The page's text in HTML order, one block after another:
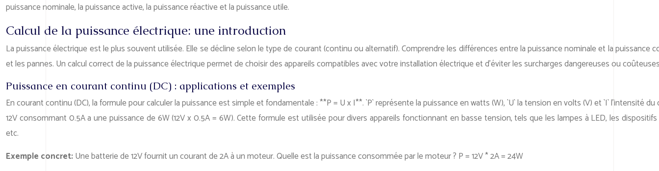
puissance nominale, la puissance active, la puissance réactive et la puissance utile.
Calcul de la puissance électrique: une introduction
La puissance électrique est le plus souvent utilisée. Elle se décline selon le type de courant (continu ou alternatif). Comprendre les différences entre la puissance nominale et la
et les pannes. Un calcul correct de la puissance électrique permet de choisir des appareils compatibles avec votre installation électrique et d’éviter les surcharges dangereuses ou
Puissance en courant continu (DC) : applications et exemples
En courant continu (DC), la formule pour calculer la puissance est simple et fondamentale : **P = U x I**. `P` représente la puissance en watts (W), `U` la tension en volts (V) et `I` l’intensité
12V consommant 0.5A a une puissance de 6W (12V x 0.5A = 6W). Cette formule est utilisée pour divers appareils fonctionnant en basse tension, tels que les lampes à LED, les
etc.
Exemple concret:Une batterie de 12V fournit un courant de 2A à un moteur. Quelle est la puissance consommée par le moteur ? P = 12V * 2A = 24W